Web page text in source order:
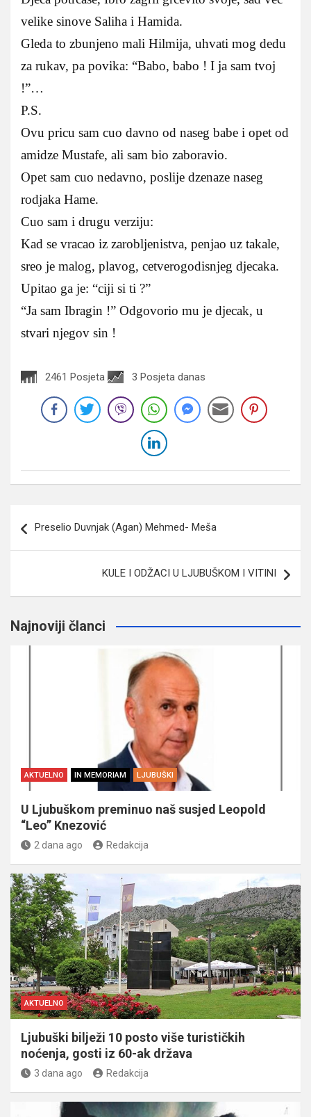
velike sinove Saliha i Hamida.
Gleda to zbunjeno mali Hilmija, uhvati mog dedu
za rukav, pa povika: “Babo, babo ! I ja sam tvoj
!”…
P.S.
Ovu pricu sam cuo davno od naseg babe i opet od
amidze Mustafe, ali sam bio zaboravio.
Opet sam cuo nedavno, poslije dzenaze naseg
rodjaka Hame.
Cuo sam i drugu verziju:
Kad se vracao iz zarobljenistva, penjao uz takale,
sreo je malog, plavog, cetverogodisnjeg djecaka.
Upitao ga je: “ciji si ti ?”
“Ja sam Ibragin !” Odgovorio mu je djecak, u
stvari njegov sin !
2461 Posjeta 3 Posjeta danas
članaka
Preselio Duvnjak (Agan) Mehmed- Meša
KULE I ODŽACI U LJUBUŠKOM I VITINI
Najnoviji članci
AKTUELNO IN MEMORIAM LJUBUŠKI
U Ljubuškom preminuo naš susjed Leopold
“Leo” Knezović
2 dana ago Redakcija
AKTUELNO
Ljubuški bilježi 10 posto više turističkih
noćenja, gosti iz 60-ak država
3 dana ago Redakcija